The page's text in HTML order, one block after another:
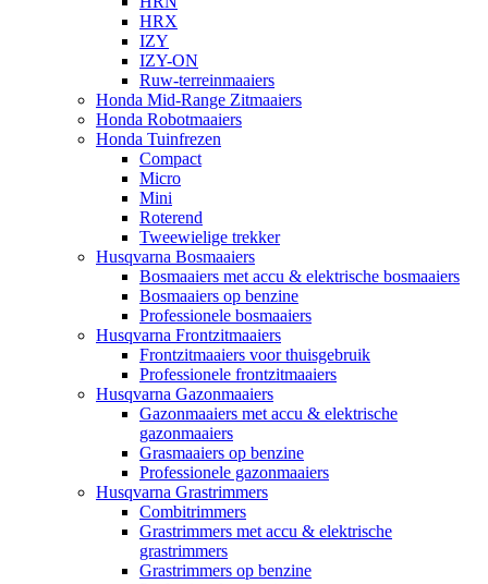
HRX
IZY
IZY-ON
Ruw-terreinmaaiers
Honda Mid-Range Zitmaaiers
Honda Robotmaaiers
Honda Tuinfrezen
Compact
Micro
Mini
Roterend
Tweewielige trekker
Husqvarna Bosmaaiers
Bosmaaiers met accu & elektrische bosmaaiers
Bosmaaiers op benzine
Professionele bosmaaiers
Husqvarna Frontzitmaaiers
Frontzitmaaiers voor thuisgebruik
Professionele frontzitmaaiers
Husqvarna Gazonmaaiers
Gazonmaaiers met accu & elektrische
gazonmaaiers
Grasmaaiers op benzine
Professionele gazonmaaiers
Husqvarna Grastrimmers
Combitrimmers
Grastrimmers met accu & elektrische
grastrimmers
Grastrimmers op benzine